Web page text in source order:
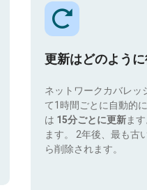
更新はどのよう
ネットワークカバレッ
て1時間ごとに自動的
は 15分ごとに更新ま
ます。 2年後、最も古
ら削除されます。